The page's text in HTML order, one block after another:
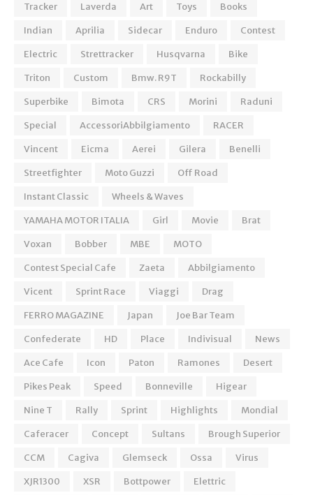
Tracker
Laverda Art Toys
Books
Indian
Aprilia Sidecar Enduro
Contest
Electric
Strettracker Husqvarna
Bike
Triton
Custom Bmw. R9T
Rockabilly
Superbike
Bimota CRS Morini
Raduni
Special
AccessoriAbbilgiamento
RACER
Vincent
Eicma Aerei Gilera
Benelli
Streetfighter
Moto Guzzi
Off Road
Instant Classic
Wheels & Waves
YAMAHA MOTOR ITALIA
Girl Movie
Brat
Voxan
Bobber MBE
MOTO
Contest Special Cafe
Zaeta
Abbilgiamento
Vicent
Sprint Race Viaggi
Drag
FERRO MAGAZINE
Japan
Joe Bar Team
Confederate
HD Place Indivisual
News
Ace Cafe
Icon Paton Ramones
Desert
Pikes Peak
Speed Bonneville
Higear
Nine T
Rally Sprint Highlights
Mondial
Caferacer
Concept Sultans
Brough Superior
CCM
Cagiva Glemseck Ossa
Virus
XJR1300
XSR Bottpower
Elettric